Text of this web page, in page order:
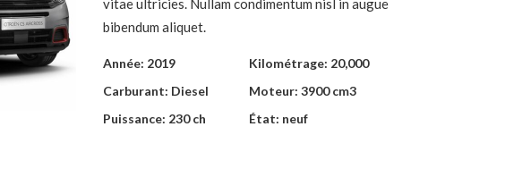
bibendum aliquet.
Année: 2019 Kilométrage: 20,000
Carburant: Diesel Moteur: 3900 cm3
Puissance: 230 ch État: neuf